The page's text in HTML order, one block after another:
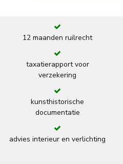
12 maanden ruilrecht
taxatierapport voor
verzekering
kunsthistorische
documentatie
advies interieur en verlichting